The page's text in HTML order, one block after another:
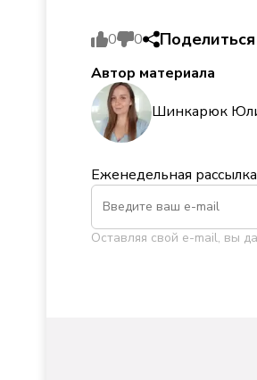
0 0 Поделиться
Автор материала
Шинкарюк
Еженедельная
Оставляя свой e-mail, вы